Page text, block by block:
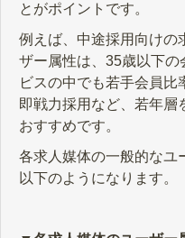
とがポイントです。
例えば、中途採用向けの
ザー属性は、35歳以下
ビスの中でも若手会員
即戦力採用など、若年層
おすすめです。
各求人媒体の一般的なユ
以下のようになります。